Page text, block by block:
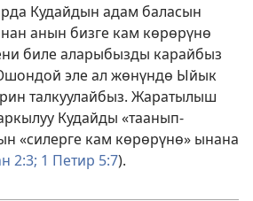
Кудайдын адам баласын
анын бизге кам көрөрүнө
биле аларыбызды карайбыз
эле ал жөнүндө Ыйык
талкуулайбыз. Жаратылыш
Кудайды «таанып-
«силерге кам көрөрүнө» ынана
2:3; 1 Петир 5:7).